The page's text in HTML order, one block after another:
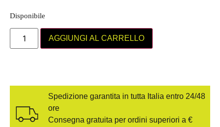
Disponibile
AGGIUNGI AL CARRELLO
Spedizione garantita in tutta Italia entro 24/48
ore
Consegna gratuita per ordini superiori a €